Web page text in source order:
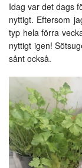
Idag var det dags
nyttigt. Eftersom
typ hela förra
nyttigt igen!
sånt också.